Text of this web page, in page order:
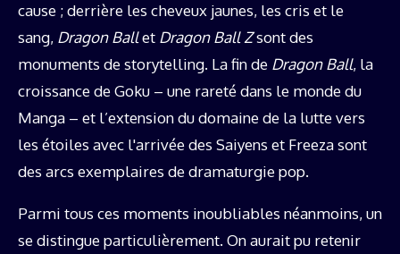
cause ; derrière les cheveux jaunes, les cris et le
sang, Dragon Ballet Dragon Ball Zsont des
monuments de storytelling. La fin de Dragon Ball, la
croissance de Goku – une rareté dans le monde du
Manga – et l’extension du domaine de la lutte vers
les étoiles avec l'arrivée des Saiyens et Freeza sont
des arcs exemplaires de dramaturgie pop.
Parmi tous ces moments inoubliables néanmoins, un
se distingue particulièrement. On aurait pu retenir